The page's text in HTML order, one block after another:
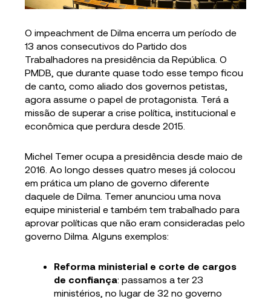
O impeachment de Dilma encerra um período de
13 anos consecutivos do Partido dos
Trabalhadores na presidência da República. O
PMDB, que durante quase todo esse tempo ficou
de canto, como aliado dos governos petistas,
agora assume o papel de protagonista. Terá a
missão de superar a crise política, institucional e
econômica que perdura desde 2015.
Michel Temer ocupa a presidência desde maio de
2016. Ao longo desses quatro meses já colocou
em prática um plano de governo diferente
daquele de Dilma. Temer anunciou uma nova
equipe ministerial e também tem trabalhado para
aprovar políticas que não eram consideradas pelo
governo Dilma. Alguns exemplos:
Reforma ministerial e corte de cargos
de confiança: passamos a ter 23
ministérios, no lugar de 32 no governo